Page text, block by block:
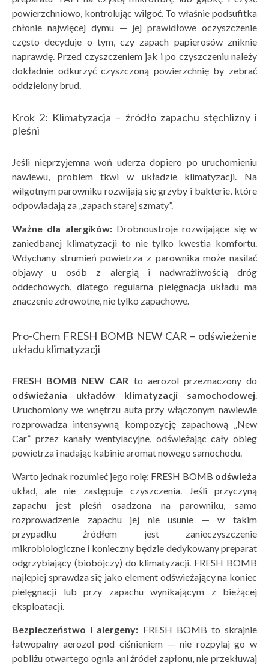
powierzchniowo, kontrolując wilgoć. To właśnie podsufitka
chłonie najwięcej dymu — jej prawidłowe oczyszczenie
często decyduje o tym, czy zapach papierosów zniknie
naprawdę. Przed czyszczeniem jak i po czyszczeniu należy
dokładnie odkurzyć czyszczoną powierzchnię by zebrać
oddzielony brud.
Krok 2: Klimatyzacja – źródło zapachu stęchlizny i
pleśni
Jeśli nieprzyjemna woń uderza dopiero po uruchomieniu
nawiewu, problem tkwi w układzie klimatyzacji. Na
wilgotnym parowniku rozwijają się grzyby i bakterie, które
odpowiadają za „zapach starej szmaty”.
Ważne dla alergików: Drobnoustroje rozwijające się w
zaniedbanej klimatyzacji to nie tylko kwestia komfortu.
Wdychany strumień powietrza z parownika może nasilać
objawy u osób z alergią i nadwrażliwością dróg
oddechowych, dlatego regularna pielęgnacja układu ma
znaczenie zdrowotne, nie tylko zapachowe.
Pro-Chem FRESH BOMB NEW CAR – odświeżenie
układu klimatyzacji
FRESH BOMB NEW CAR to aerozol przeznaczony do
odświeżania układów klimatyzacji samochodowej.
Uruchomiony we wnętrzu auta przy włączonym nawiewie
rozprowadza intensywną kompozycję zapachową „New
Car” przez kanały wentylacyjne, odświeżając cały obieg
powietrza i nadając kabinie aromat nowego samochodu.
Warto jednak rozumieć jego rolę: FRESH BOMB odświeża
układ, ale nie zastępuje czyszczenia. Jeśli przyczyną
zapachu jest pleśń osadzona na parowniku, samo
rozprowadzenie zapachu jej nie usunie — w takim
przypadku źródłem jest zanieczyszczenie
mikrobiologiczne i konieczny będzie dedykowany preparat
odgrzybiający (biobójczy) do klimatyzacji. FRESH BOMB
najlepiej sprawdza się jako element odświeżający na koniec
pielęgnacji lub przy zapachu wynikającym z bieżącej
eksploatacji.
Bezpieczeństwo i alergeny: FRESH BOMB to skrajnie
łatwopalny aerozol pod ciśnieniem — nie rozpylaj go w
pobliżu otwartego ognia ani źródeł zapłonu, nie przekłuwaj